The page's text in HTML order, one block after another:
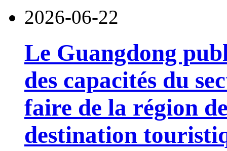
2026-06-22
Le Guangdong
des capacités du
faire de la région
destination